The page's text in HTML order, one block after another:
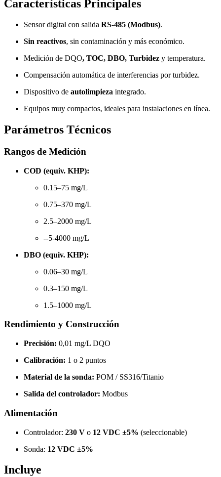
Características Principales
Sensor digital con salida RS‑485 (Modbus).
Sin reactivos, sin contaminación y más económico.
Medición de DQO, TOC, DBO, Turbidez y temperatura.
Compensación automática de interferencias por turbidez.
Dispositivo de autolimpieza integrado.
Equipos muy compactos, ideales para instalaciones en línea.
Parámetros Técnicos
Rangos de Medición
COD (equiv. KHP):
0.15–75 mg/L
0.75–370 mg/L
2.5–2000 mg/L
--5-4000 mg/L
DBO (equiv. KHP):
0.06–30 mg/L
0.3–150 mg/L
1.5–1000 mg/L
Rendimiento y Construcción
Precisión: 0,01 mg/L DQO
Calibración: 1 o 2 puntos
Material de la sonda: POM / SS316/Titanio
Salida del controlador: Modbus
Alimentación
Controlador: 230 V o 12 VDC ±5% (seleccionable)
Sonda: 12 VDC ±5%
Incluye